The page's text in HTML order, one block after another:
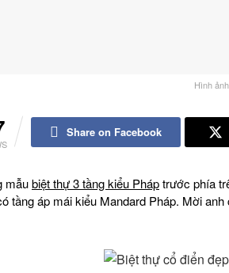
Hình
Share on Facebook
mẫubiệt thự 3 tầng kiểu Pháptrước phía
tầng áp mái kiểu Mandard Pháp. Mời